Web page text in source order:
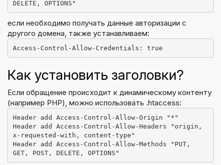
если необходимо получать данные авторизации с
другого домена, также устанавливаем:
Как установить заголовки?
Если обращение происходит к динамическому контенту
(например PHP), можно использовать .htaccess:
Header add Access-Control-Allow-Origin "*"
Header add Access-Control-Allow-Headers "origin,
x-requested-with, content-type"
Header add Access-Control-Allow-Methods "PUT,